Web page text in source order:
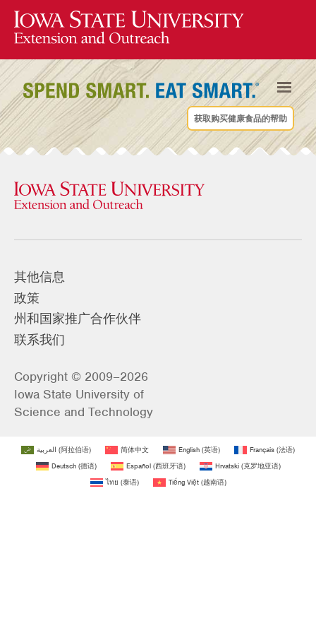
获取购买健康食品的帮助
其他信息
政策
州和国家推广合作伙伴
联系我们
Copyright © 2009–2026
Iowa State University of
Science and Technology
العربية (阿拉伯语) 简体中文 English (英语) Français (法语)
Deutsch(德语) Español(西班牙语) Hrvatski(克罗地亚语)
ไทย (泰语) Tiếng Việt(越南语)